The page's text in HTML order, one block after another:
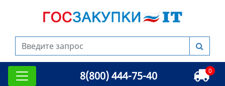
8(800) 444-75-40 0